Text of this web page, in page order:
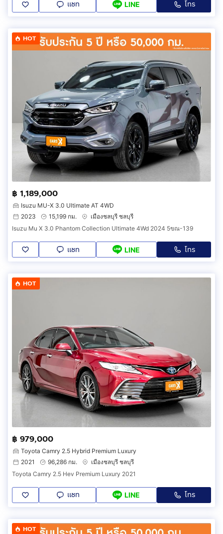
แชท LINE โทร
HOT
฿ 1,189,000
Isuzu MU-X 3.0 Ultimate AT 4WD
2023
15,199 กม.
เมืองชลบุรี ชลบุรี
Isuzu Mu X 3.0 Phantom Collection Ultimate 4Wd 2024 5ขณ-139
แชท LINE โทร
HOT
฿ 979,000
Toyota Camry 2.5 Hybrid Premium Luxury
2021
96,286 กม.
เมืองชลบุรี ชลบุรี
Toyota Camry 2.5 Hev Premium Luxury 2021
แชท LINE โทร
HOT